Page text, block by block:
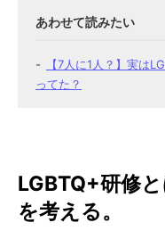
【7人に1人？】実は
ってた？
LGBTQ+研修
を考える。